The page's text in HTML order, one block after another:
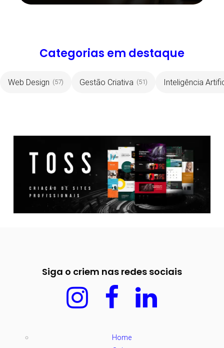
Categorias em destaque
Web Design (57) Gestão Criativa (51) Inteligência
Siga o criem nas redes sociais
Home